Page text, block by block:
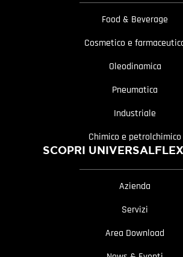
Food & Beverage
Cosmetico e
Oleodinamica
Pneumatica
Industriale
Chimico e petrolchimico
SCOPRI
Azienda
Servizi
Area Download